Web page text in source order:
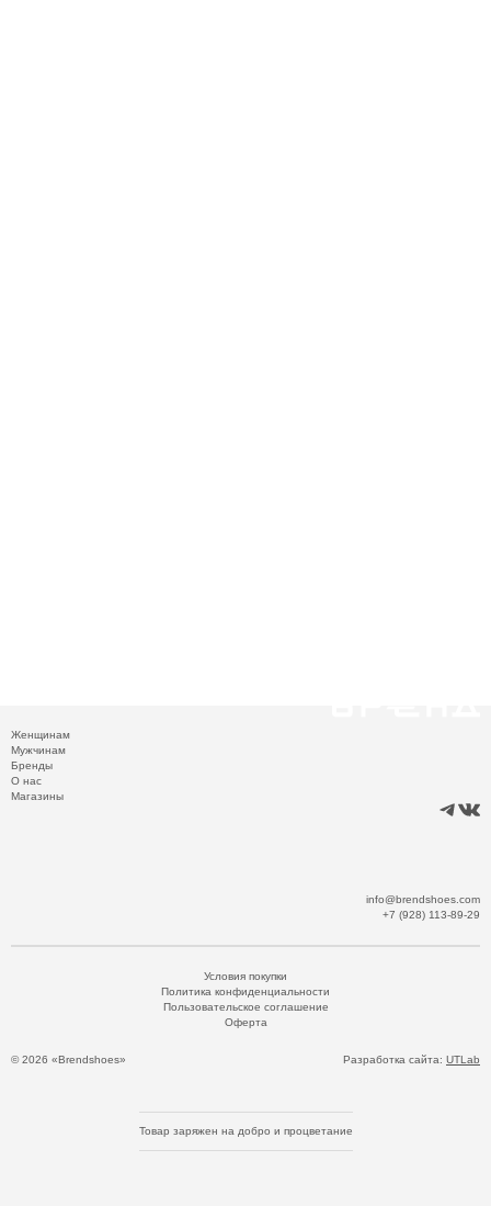
Женщинам
Мужчинам
Бренды
О нас
Магазины
info@brendshoes.com
+7 (928) 113-89-29
© 2026 «Brendshoes»
Условия покупки
Политика конфиденциальности
Пользовательское соглашение
Оферта
Разработка сайта: UTLab
Товар заряжен на добро и процветание